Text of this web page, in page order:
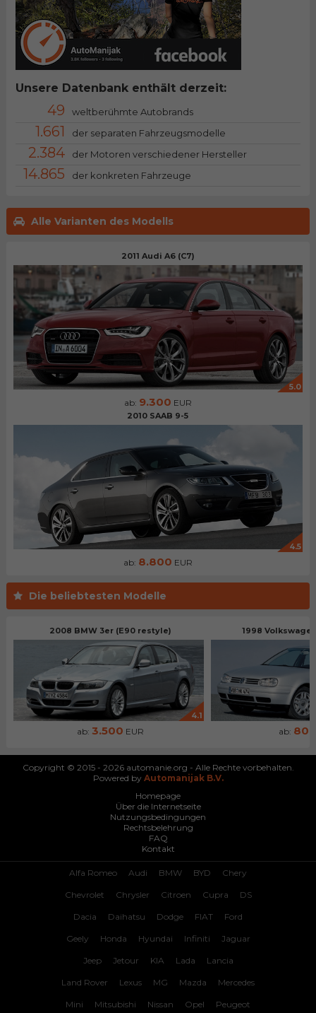
Alle Varianten des Modells
2011 Audi A6 (C7)
5.0
ab: 9.300 EUR
2010 SAAB 9-5
4.5
ab: 8.800 EUR
Die beliebtesten Modelle
2008 BMW 3er (E90 restyle)
4.1
ab: 3.500 EUR
1998
ab: 800
Unsere Datenbank enthält derzeit:
49 weltberühmte Autobrands
1.661 der separaten Fahrzeugsmodelle
2.384 der Motoren verschiedener Hersteller
14.865 der konkreten Fahrzeuge
Copyright © 2015 - 2026 automanie.org - Alle Rechte vorbehalten.
Powered by Automanijak B.V.
Homepage
Über die Internetseite
Nutzungsbedingungen
Rechtsbelehrung
FAQ
Kontakt
Alfa Romeo Audi BMW BYD Chery
Chevrolet Chrysler Citroen Cupra DS
Dacia Daihatsu Dodge FIAT Ford
Geely Honda Hyundai Infiniti Jaguar
Jeep Jetour KIA Lada Lancia
Land Rover Lexus MG Mazda Mercedes
Mini Mitsubishi Nissan Opel Peugeot